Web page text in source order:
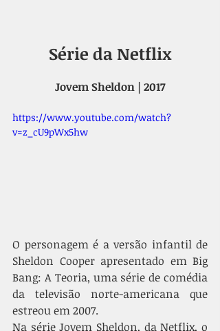
Série da Netflix
Jovem Sheldon | 2017
https://www.youtube.com/watch?
v=z_cU9pWx5hw
O personagem é a versão infantil de
Sheldon Cooper apresentado em Big
Bang: A Teoria, uma série de comédia
da televisão norte-americana que
estreou em 2007.
Na série Jovem Sheldon, da Netflix, o